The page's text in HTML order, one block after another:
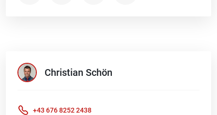
Christian Schön
+43 676 8252 2438